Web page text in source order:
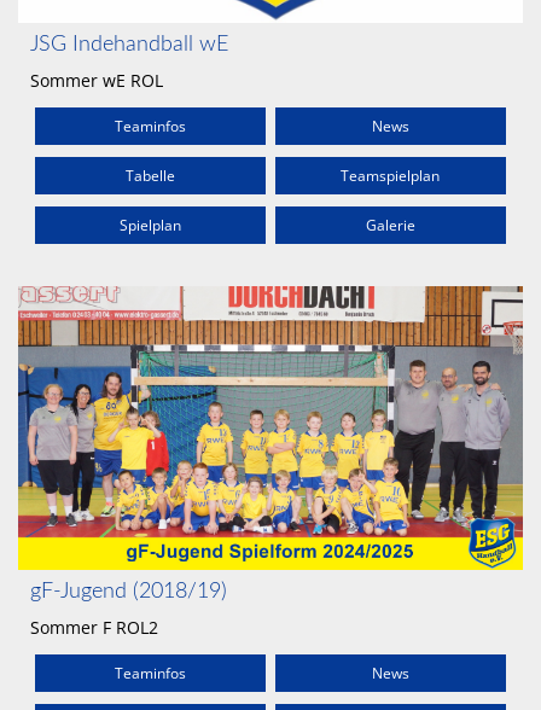
JSG Indehandball wE
Sommer wE ROL
Teaminfos News
Tabelle Teamspielplan
Spielplan Galerie
gF-Jugend (2018/19)
Sommer F ROL2
Teaminfos News